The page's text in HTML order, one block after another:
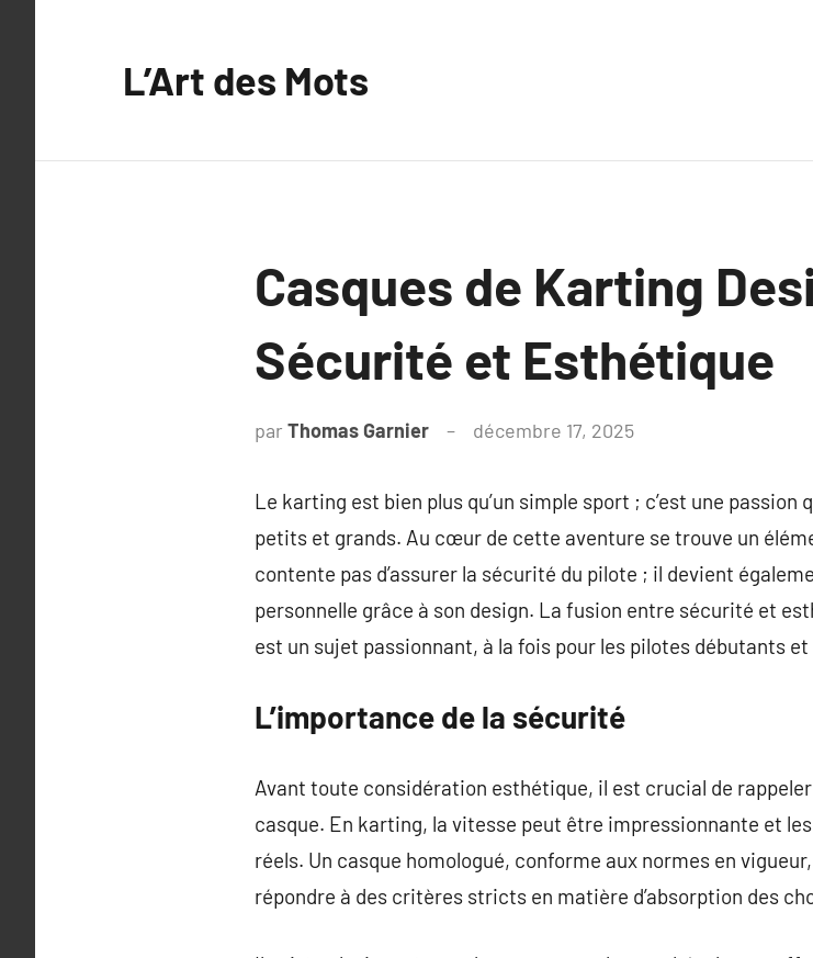
L’Art des Mots
Casques de Karting
Sécurité et Esthétique
par Thomas Garnier décembre 17, 2025
Le karting est bien plus qu’un simple sport ; c’est une
petits et grands. Au cœur de cette aventure se trouve un
contente pas d’assurer la sécurité du pilote ; il devient
personnelle grâce à son design. La fusion entre sécurité et
est un sujet passionnant, à la fois pour les pilotes débutants
L’importance de la sécurité
Avant toute considération esthétique, il est crucial de
casque. En karting, la vitesse peut être impressionnante et
réels. Un casque homologué, conforme aux normes en
répondre à des critères stricts en matière d’absorption des